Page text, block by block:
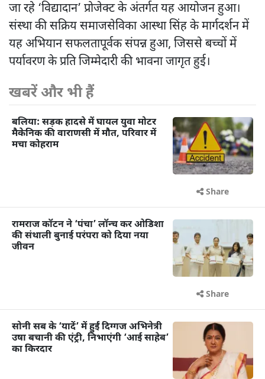
जा रहे ‘विद्यादान’ प्रोजेक्ट के अंतर्गत यह आयोजन हुआ।
संस्था की सक्रिय समाजसेविका आस्था सिंह के मार्गदर्शन में
यह अभियान सफलतापूर्वक संपन्न हुआ, जिससे बच्चों में
पर्यावरण के प्रति जिम्मेदारी की भावना जागृत हुई।
खबरें और भी हैं
बलिया: सड़क हादसे में घायल युवा मोटर
मैकेनिक की वाराणसी में मौत, परिवार में
मचा कोहराम
Share
रामराज कॉटन ने ‘पंचा’ लॉन्च कर ओडिशा
की संथाली बुनाई परंपरा को दिया नया
जीवन
Share
सोनी सब के ‘यादें’ में हुईं दिग्गज अभिनेत्री
उषा बचानी की एंट्री, निभाएंगी ‘आई साहेब’
का किरदार